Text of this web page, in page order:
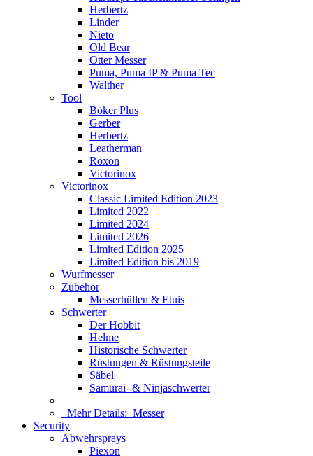
Herbertz
Linder
Nieto
Old Bear
Otter Messer
Puma, Puma IP & Puma Tec
Walther
Tool
Böker Plus
Gerber
Herbertz
Leatherman
Roxon
Victorinox
Victorinox
Classic Limited Edition 2023
Limited 2022
Limited 2024
Limited 2026
Limited Edition 2025
Limited Edition bis 2019
Wurfmesser
Zubehör
Messerhüllen & Etuis
Schwerter
Der Hobbit
Helme
Historische Schwerter
Rüstungen & Rüstungsteile
Säbel
Samurai- & Ninjaschwerter
Mehr Details: Messer
Security
Abwehrsprays
Piexon